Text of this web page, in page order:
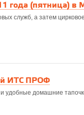
года (пятница) в
служб, а затем
ИТС ПРОФ
удобные домашние